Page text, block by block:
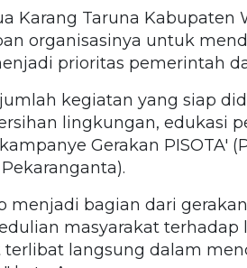
Karang Taruna Kabupaten
organisasinya untuk
prioritas pemerintah
kegiatan yang siap
lingkungan, edukasi
Gerakan PISOTA'
menjadi bagian dari
masyarakat terhadap
langsung dalam